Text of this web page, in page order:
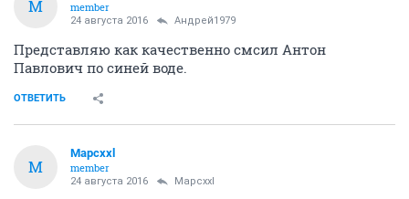
M
member
24 августа 2016 Андрей1979
Представляю как качественно смсил Антон
Павлович по синей воде.
ОТВЕТИТЬ
M
Mapcxxl
member
24 августа 2016 Mapcxxl